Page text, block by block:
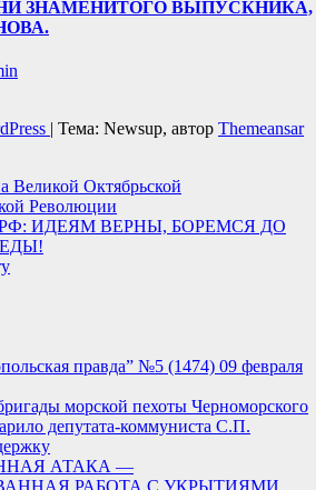
ЗНАМЕНИТОГО ВЫПУСКНИКА,
| Тема: Newsup, автор Themeansar
Великой Октябрьской
Революции
ИДЕЯМ ВЕРНЫ, БОРЕМСЯ ДО
правда” №5 (1474) 09 февраля
морской пехоты Черноморского
депутата-коммуниста С.П.
АТАКА —
РАБОТА С УКРЫТИЯМИ